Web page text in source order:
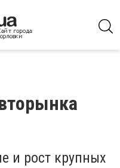
и рост крупных